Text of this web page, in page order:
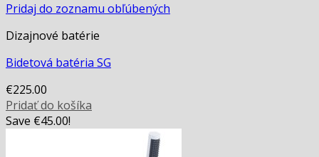
Pridaj do zoznamu obľúbených
Dizajnové batérie
Bidetová batéria SG
€225.00
Pridať do košíka
Save €45.00!